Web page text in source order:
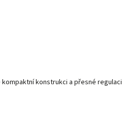
konstrukci a přesné